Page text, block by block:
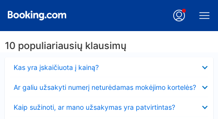
10 populiariausių klausimų
Kas yra įskaičiuota į kainą?
Ar galiu užsakyti numerį neturėdamas mokėjimo kortelės?
Kaip sužinoti, ar mano užsakymas yra patvirtintas?